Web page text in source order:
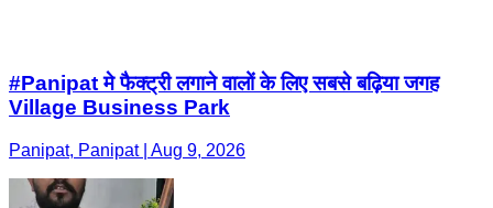
#Panipat मे फैक्ट्री लगाने वालों के लिए सबसे बढ़िया जगह
Village Business Park
Panipat, Panipat | Aug 9, 2026